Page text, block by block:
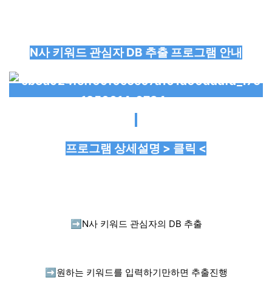
N사 키워드 관심자 DB 추출 프로그램 안내
프로그램 상세설명 > 클릭 <
➡️ N사 키워드 관심자의 DB 추출
➡️ 원하는 키워드를 입력하기만하면 추출진행